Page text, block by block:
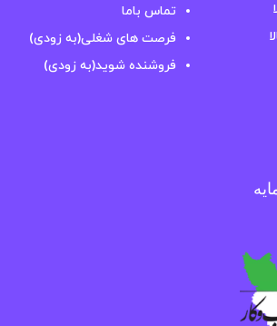
تماس باما
فرصت های شغلی(به زودی)
فروشنده شوید(به زودی)